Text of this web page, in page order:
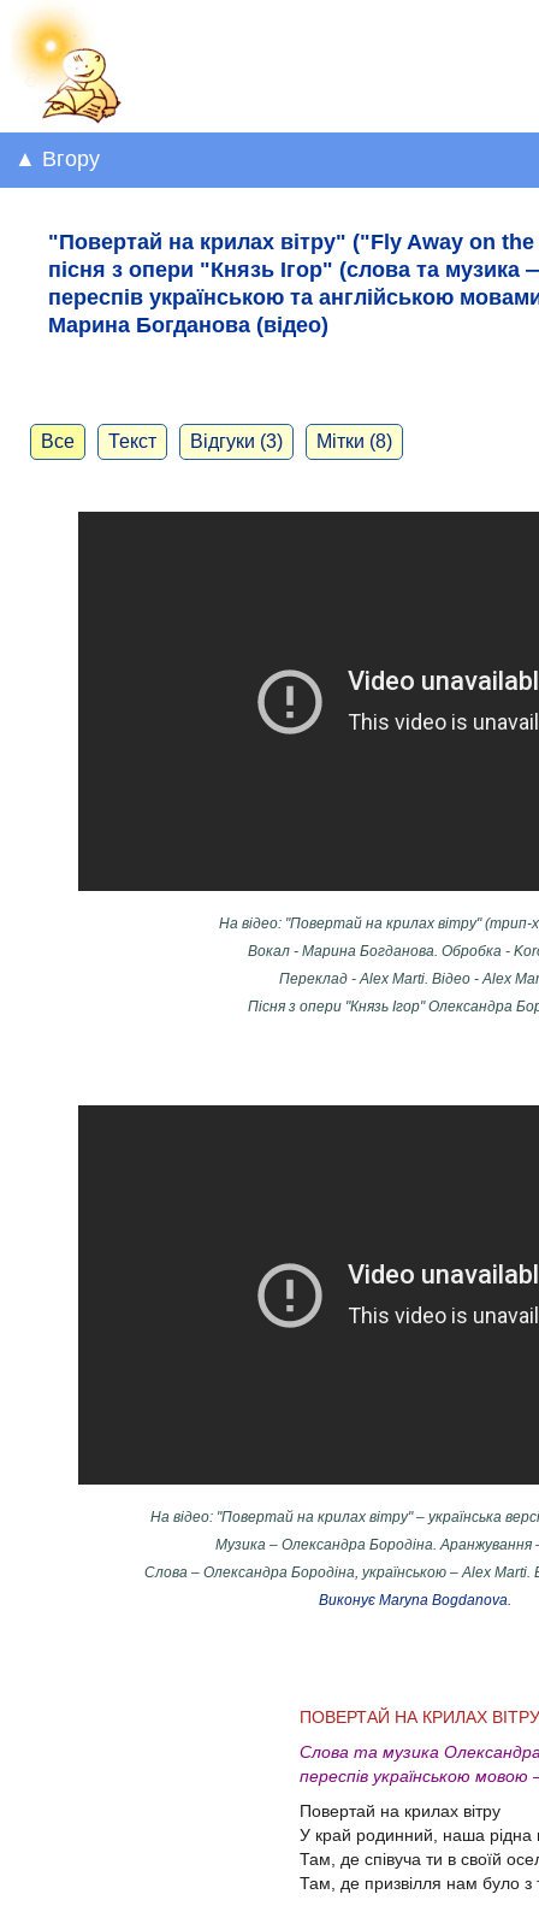
▲ Вгору
"Повертай на крилах вітру" ("Fly Away on
пісня з опери "Князь Ігор" (слова та
переспів українською та англійською
Марина Богданова (відео)
Все Текст Відгуки (3) Мітки (8)
На відео: "Повертай на крилах вітру" (трип-
Вокал - Марина Богданова. Обробка -
Переклад - Аlex Marti. Відео - Alex
Пісня з опери "Князь Ігор" Олександра
На відео: "Повертай на крилах вітру" – українська
Музика – Олександра Бородіна. Аранжування
Слова – Олександра Бородіна, українською – Alex Marti.
Виконує Maryna Bogdanova.
ПОВЕРТАЙ НА КРИЛАХ ВІТРУ
Слова та музика
переспів українською мовою
Повертай на крилах вітру
У край родинний, наша рідна
Там, де співуча ти в своїй
Там, де призвілля нам було з